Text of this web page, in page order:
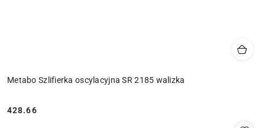
Metabo Szlifierka oscylacyjna SR 2185 walizka
Cena:
428.66